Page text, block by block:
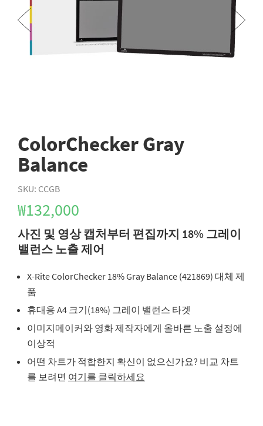
ColorChecker Gray
Balance
SKU: CCGB
₩132,000
사진 및 영상 캡처부터 편집까지 18% 그레이
밸런스 노출 제어
X-Rite ColorChecker 18% Gray Balance (421869) 대체 제
품
휴대용 A4 크기(18%) 그레이 밸런스 타겟
이미지메이커와 영화 제작자에게 올바른 노출 설정에
이상적
어떤 차트가 적합한지 확신이 없으신가요? 비교 차트
를 보려면 여기를 클릭하세요